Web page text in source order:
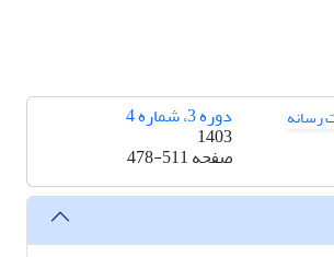
دوره 3، شماره 4
1403
صفحه478-511